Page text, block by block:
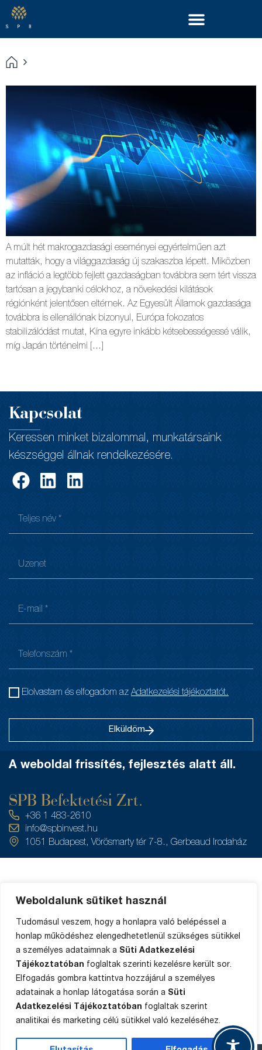
Weboldalunk sütiket használ
Tudomásul veszem, hogy a honlapra való belépéssel a
honlap működéshez elengedhetetlenül szükséges sütikkel
a személyes adataimnak a Süti Adatkezelési
Tájékoztatóban foglaltak szerinti kezelésre került sor.
Elfogadás gombra kattintva hozzájárul a személyes
adatainak a honlap látogatása során a Süti
Adatkezelési Tájékoztatóban foglaltak szerint
analitikai és marketing célú sütikkel való kezeléséhez.
A múlt hét makrogazdasági eseményei egyértelműen azt
mutatták, hogy a világgazdaság új szakaszba lépett. Miközben
az infláció a legtöbb fejlett gazdaságban továbbra sem tért vissza
tartósan a jegybanki célokhoz, a növekedési kilátások
régiónként jelentősen eltérnek. Az Egyesült Államok gazdasága
továbbra is ellenállónak bizonyul, Európa fokozatos
stabilizálódást mutat, Kína egyre inkább kétsebességessé válik,
míg Japán történelmi […]
Kapcsolat
Keressen minket bizalommal, munkatársaink
készséggel állnak rendelkezésére.
Elolvastam és elfogadom az Adatkezelési tájékoztatót.
Elküldöm
A weboldal frissítés, fejlesztés alatt áll.
SPB Befektetési Zrt.
+36 1 483-2610
info@spbinvest.hu
1051 Budapest, Vörösmarty tér 7-8., Gerbeaud Irodaház
Rólunk
Közzétételek
Adatkezelés
Private Banking
Ügyféltájékoztató
Sütik
Filozófiánk
Értékpapírszámla
egyenleg
Impresszum
Panaszkezelés
Oldaltérkép